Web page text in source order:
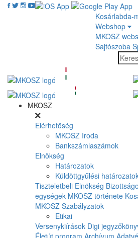
Kosárlabda-
Webshop
MKOSZ
Sajtószoba
MKOSZ
Elérhetőség
MKOSZ Iroda
Bankszámlaszámok
Elnökség
Határozatok
Küldöttgyűlési
Tiszteletbeli Elnökség
egységek MKOSZ története
MKOSZ Szabályzatok
Etikai
Versenykiírások Digi
Életút program Archívum